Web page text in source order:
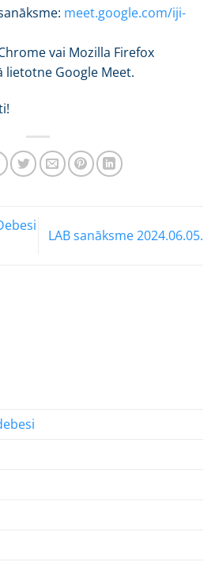
meet.google.com/iji-
vai Mozilla Firefox
lietotne Google Meet.
LAB sanāksme 2024.06.05.